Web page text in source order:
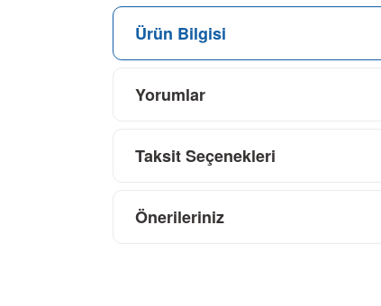
Ürün Bilgisi
Yorumlar
Taksit Seçenekleri
Önerileriniz